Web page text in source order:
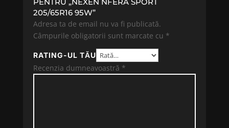
PENTRU „NEXEN NFERA SPORT
205/65R16 95W”
Adresa ta de email nu va fi publicată.
Câmpurile obligatorii sunt marcate cu *
RATING-UL TĂU
Recenzia dumneavoastră *